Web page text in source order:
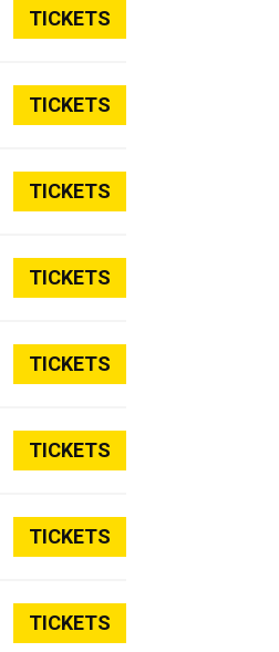
TICKETS
TICKETS
TICKETS
TICKETS
TICKETS
TICKETS
TICKETS
TICKETS